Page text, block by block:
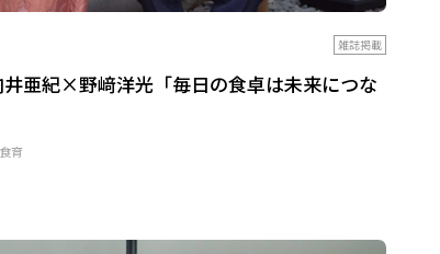
雑誌掲載
亜紀×野﨑洋光「毎日の食卓は未来につな
食育